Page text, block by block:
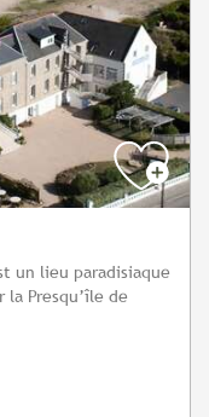
un lieu paradisiaque
la Presqu’île de